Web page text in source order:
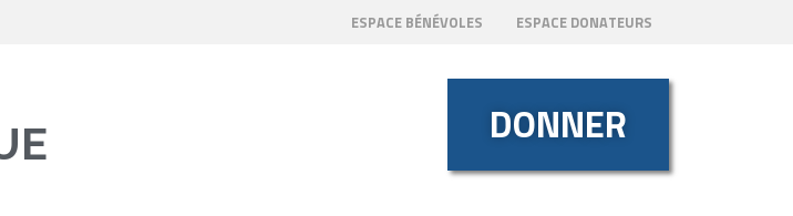
ESPACE BÉNÉVOLES ESPACE DONATEURS
DONNER